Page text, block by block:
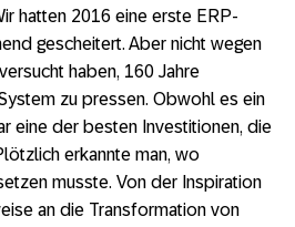
hatten 2016 eine erste ERP-
gescheitert. Aber nicht wegen
haben, 160 Jahre
zu pressen. Obwohl es ein
eine der besten Investitionen, die
erkannte man, wo
musste. Von der Inspiration
an die Transformation von